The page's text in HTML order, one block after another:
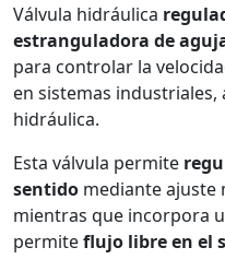
Válvula hidráulica
estranguladora de
para controlar la
en sistemas
hidráulica.
Esta válvula permite
sentido mediante ajuste
mientras que incorpora
permiteflujo libre en el